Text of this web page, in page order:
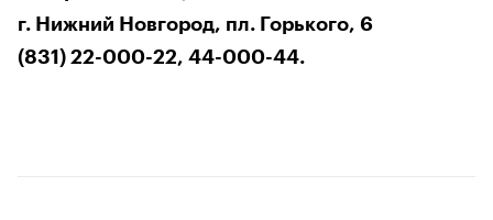
г. Нижний Новгород, пл. Горького, 6
(831) 22-000-22, 44-000-44.